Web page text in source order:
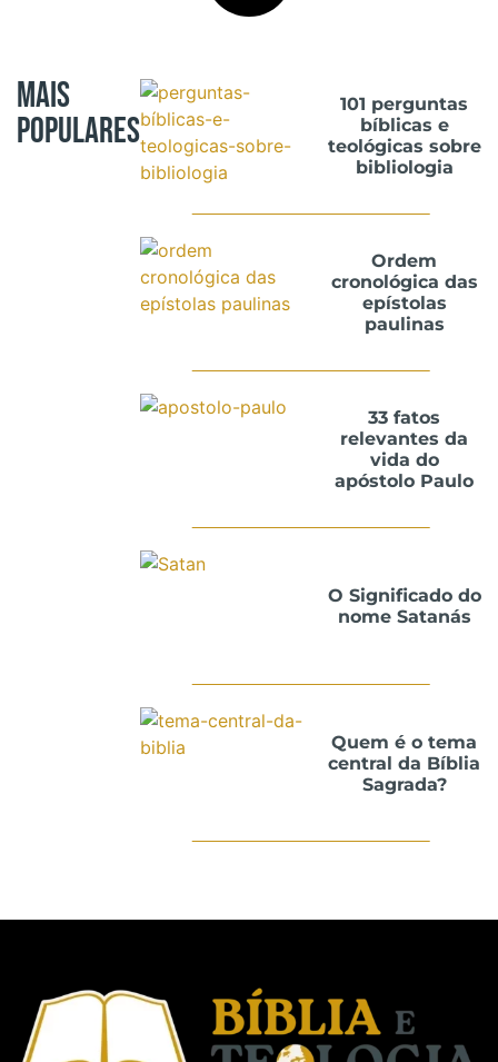
Mais
Populares
101 perguntas
bíblicas e
teológicas sobre
bibliologia
Ordem
cronológica das
epístolas
paulinas
33 fatos
relevantes da
vida do
apóstolo Paulo
O Significado do
nome Satanás
Quem é o tema
central da Bíblia
Sagrada?